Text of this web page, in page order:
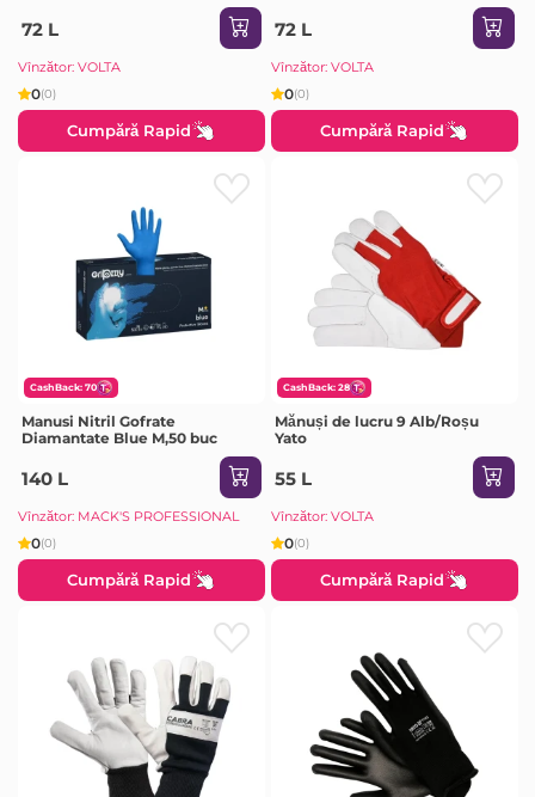
72 L
Vînzător: VOLTA
0(0)
Cumpără Rapid
72 L
Vînzător: VOLTA
0(0)
Cumpără Rapid
CashBack: 70
Manusi Nitril Gofrate
Diamantate Blue M,50 buc
140 L
Vînzător: MACK'S PROFESSIONAL
0(0)
Cumpără Rapid
CashBack: 28
Mănuși de lucru 9 Alb/Roșu
Yato
55 L
Vînzător: VOLTA
0(0)
Cumpără Rapid